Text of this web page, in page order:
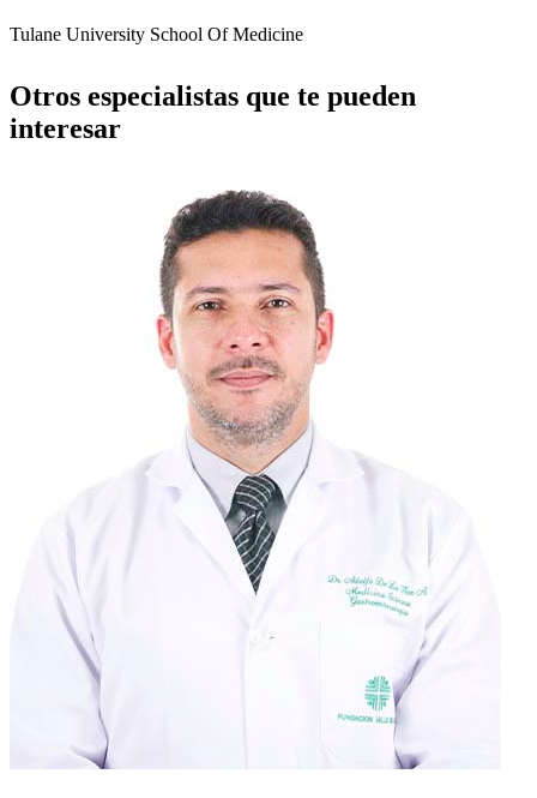
Tulane University School Of Medicine
Otros especialistas que te pueden
interesar